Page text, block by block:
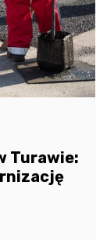
Turawie: